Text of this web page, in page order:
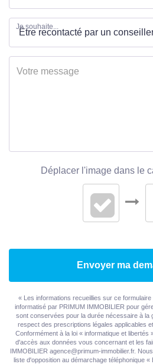
Je souhaite...
Déplacer l'image dans le
Envoyer ma
« Les informations recueillies sur ce
informatisé par PRIMUM IMMOBILIER pour
sont conservées pour la durée nécessaire à la
respect des prescriptions légales applicables
Conformément à la loi « informatique et
d'accès aux données vous concernant et les
IMMOBILIER agence@primum-immobilier.fr.
liste d'opposition au démarchage téléphonique